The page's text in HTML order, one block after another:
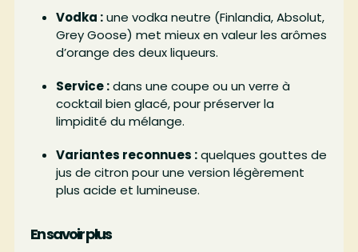
Vodka :une vodka neutre (Finlandia, Absolut,
Grey Goose) met mieux en valeur les arômes
d’orange des deux liqueurs.
Service :dans une coupe ou un verre à
cocktail bien glacé, pour préserver la
limpidité du mélange.
Variantes reconnues :quelques gouttes de
jus de citron pour une version légèrement
plus acide et lumineuse.
En savoir plus